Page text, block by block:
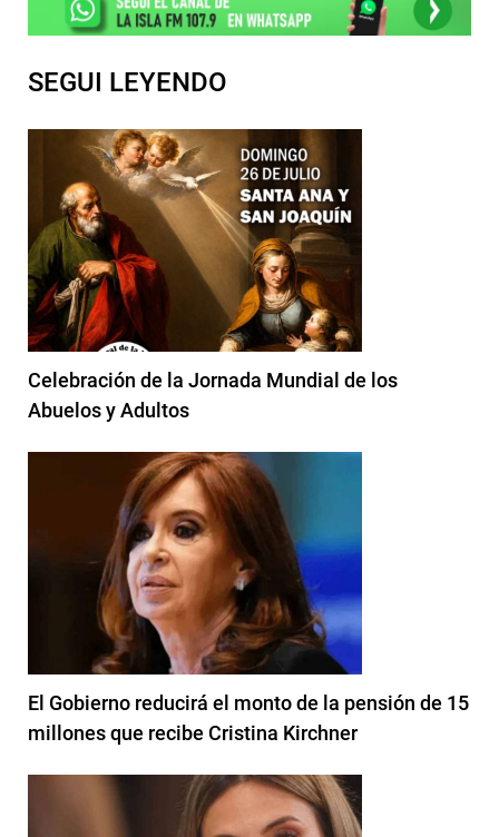
SEGUI LEYENDO
Celebración de la Jornada Mundial de los
Abuelos y Adultos
El Gobierno reducirá el monto de la pensión de 15
millones que recibe Cristina Kirchner